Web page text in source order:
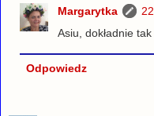
Margarytka
Asiu, dokładnie
Odpowiedz